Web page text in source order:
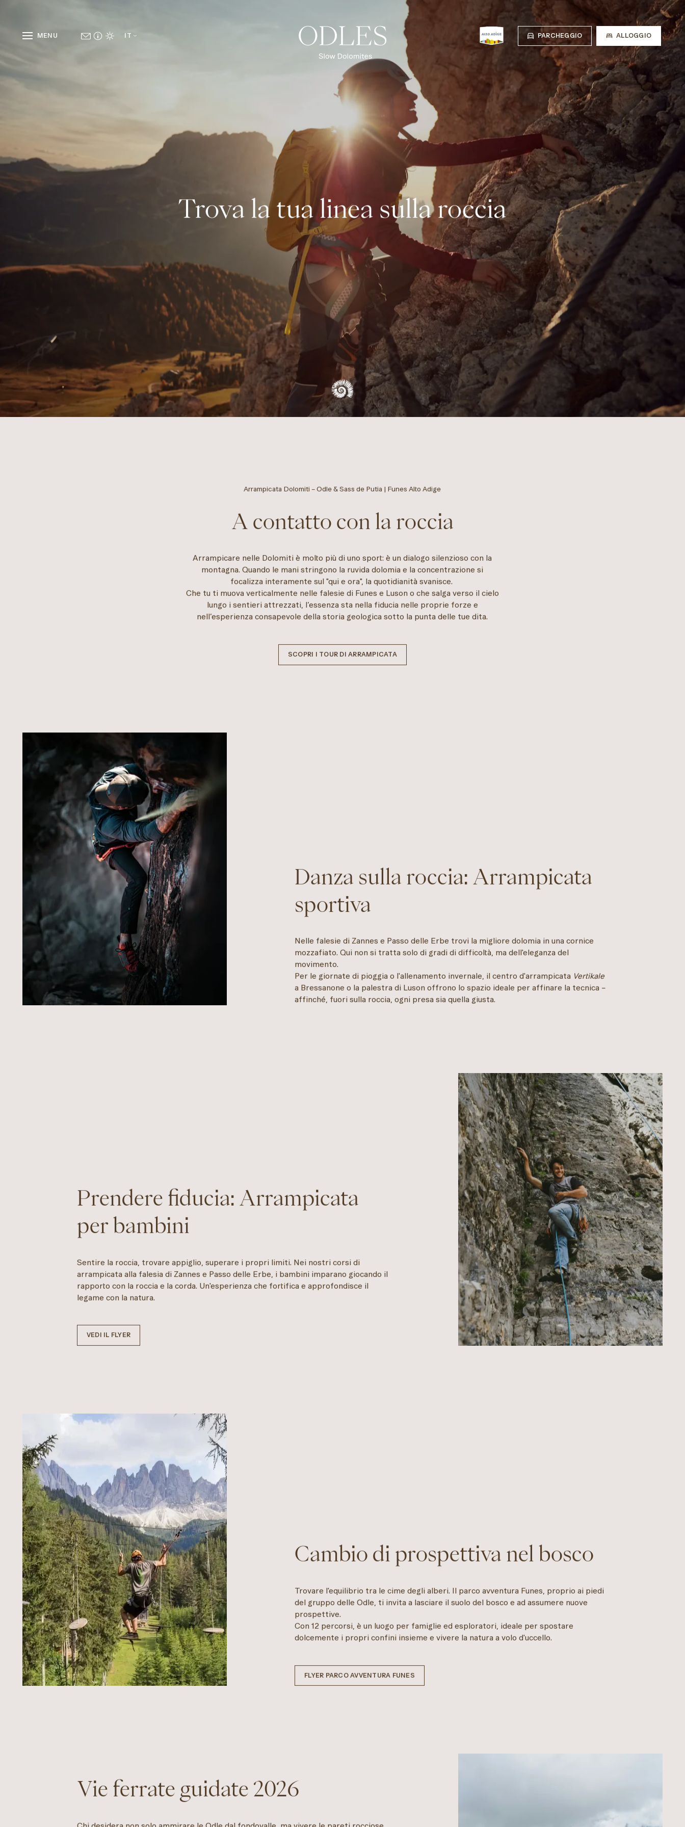
MENU IT PARCHEGGIO ALLOGGIO
Primavera
Autunno
Blog
PANORAMICA DELLE ESPERIENZE
Escursionismo
Mountain Bike
Arrampicata
PANORAMICA ESTATE
Trova la tua linea sulla roccia
Arrampicata Dolomiti – Odle & Sass de Putia | Funes Alto Adige
A contatto con la roccia
Arrampicare nelle Dolomiti è molto più di uno sport: è un dialogo silenzioso con la
montagna. Quando le mani stringono la ruvida dolomia e la concentrazione si
focalizza interamente sul "qui e ora", la quotidianità svanisce.
Che tu ti muova verticalmente nelle falesie di Funes e Luson o che salga verso il cielo
lungo i sentieri attrezzati, l’essenza sta nella fiducia nelle proprie forze e
nell’esperienza consapevole della storia geologica sotto la punta delle tue dita.
SCOPRI I TOUR DI ARRAMPICATA
Danza sulla roccia: Arrampicata
sportiva
Nelle falesie di Zannes e Passo delle Erbe trovi la migliore dolomia in una cornice
mozzafiato. Qui non si tratta solo di gradi di difficoltà, ma dell'eleganza del
movimento.
Per le giornate di pioggia o l'allenamento invernale, il centro d'arrampicata Vertikale
a Bressanone o la palestra di Luson offrono lo spazio ideale per affinare la tecnica –
affinché, fuori sulla roccia, ogni presa sia quella giusta.
Prendere fiducia: Arrampicata
per bambini
Sentire la roccia, trovare appiglio, superare i propri limiti. Nei nostri corsi di
arrampicata alla falesia di Zannes e Passo delle Erbe, i bambini imparano giocando il
rapporto con la roccia e la corda. Un'esperienza che fortifica e approfondisce il
legame con la natura.
VEDI IL FLYER
Cambio di prospettiva nel bosco
Trovare l'equilibrio tra le cime degli alberi. Il parco avventura Funes, proprio ai piedi
del gruppo delle Odle, ti invita a lasciare il suolo del bosco e ad assumere nuove
prospettive.
Con 12 percorsi, è un luogo per famiglie ed esploratori, ideale per spostare
dolcemente i propri confini insieme e vivere la natura a volo d'uccello.
FLYER PARCO AVVENTURA FUNES
Vie ferrate guidate 2026